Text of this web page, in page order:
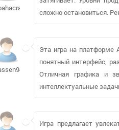
сложно остановиться.
Эта игра на платформе
понятный интерфейс,
Отличная графика и
интеллектуальные
Игра предлагает